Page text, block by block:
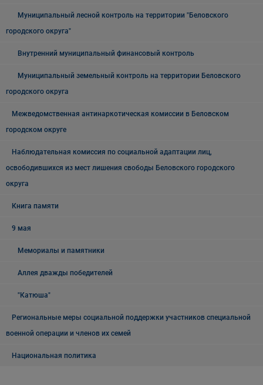
Муниципальный лесной контроль на территории "Беловского
городского округа"
Внутренний муниципальный финансовый контроль
Муниципальный земельный контроль на территории Беловского
городского округа
Межведомственная антинаркотическая комиссии в Беловском
городском округе
Наблюдательная комиссия по социальной адаптации лиц,
освободившихся из мест лишения свободы Беловского городского
округа
Книга памяти
9 мая
Мемориалы и памятники
Аллея дважды победителей
"Катюша"
Региональные меры социальной поддержки участников специальной
военной операции и членов их семей
Национальная политика